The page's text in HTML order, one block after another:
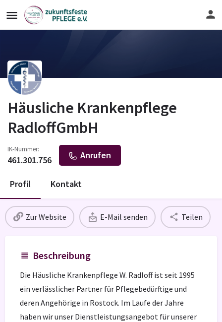
Häusliche Krankenpflege
RadloffGmbH
IK-Nummer:
461.301.756 Anrufen
Profil Kontakt
Zur Website E-Mail senden Teilen
Beschreibung
Die Häusliche Krankenpflege W. Radloff ist seit 1995
ein verlässlicher Partner für Pflegebedürftige und
deren Angehörige in Rostock. Im Laufe der Jahre
haben wir unser Dienstleistungsangebot für unserer